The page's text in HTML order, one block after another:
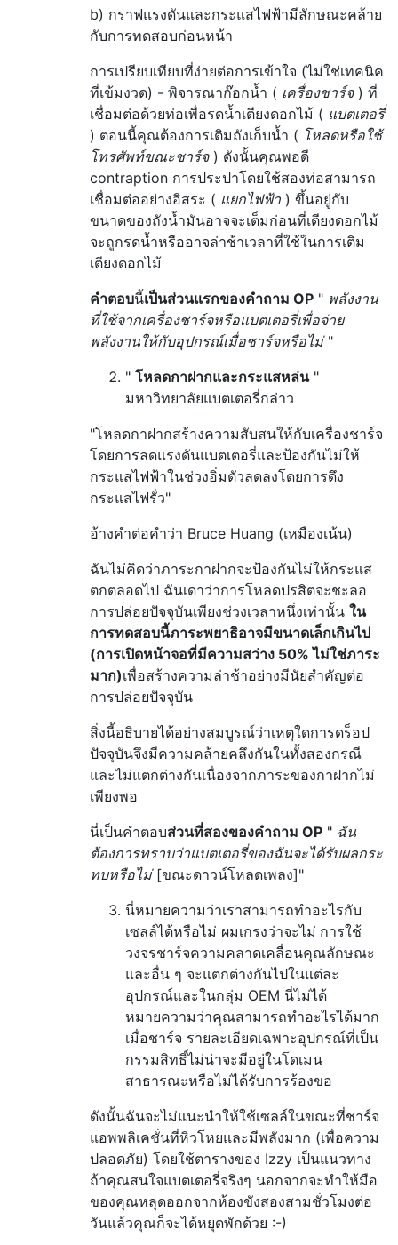
b) กราฟแรงดันและกระแสไฟฟ้ามีลักษณะคล้าย
กับการทดสอบก่อนหน้า
การเปรียบเทียบที่ง่ายต่อการเข้าใจ (ไม่ใช่เทคนิค
ที่เข้มงวด) - พิจารณาก๊อกน้ำ ( เครื่องชาร์จ) ที่
เชื่อมต่อด้วยท่อเพื่อรดน้ำเตียงดอกไม้ ( แบตเตอรี่
) ตอนนี้คุณต้องการเติมถังเก็บน้ำ ( โหลดหรือใช้
โทรศัพท์ขณะชาร์จ) ดังนั้นคุณพอดี
contraption การประปาโดยใช้สองท่อสามารถ
เชื่อมต่ออย่างอิสระ ( แยกไฟฟ้า ) ขึ้นอยู่กับ
ขนาดของถังน้ำมันอาจจะเต็มก่อนที่เตียงดอกไม้
จะถูกรดน้ำหรืออาจล่าช้าเวลาที่ใช้ในการเติม
เตียงดอกไม้
คำตอบนี้เป็นส่วนแรกของคำถาม OP " พลังงาน
ที่ใช้จากเครื่องชาร์จหรือแบตเตอรี่เพื่อจ่าย
พลังงานให้กับอุปกรณ์เมื่อชาร์จหรือไม่"
" โหลดกาฝากและกระแสหล่น"
มหาวิทยาลัยแบตเตอรี่กล่าว
"โหลดกาฝากสร้างความสับสนให้กับเครื่องชาร์จ
โดยการลดแรงดันแบตเตอรี่และป้องกันไม่ให้
กระแสไฟฟ้าในช่วงอิ่มตัวลดลงโดยการดึง
กระแสไฟรั่ว"
อ้างคำต่อคำว่า Bruce Huang (เหมืองเน้น)
ฉันไม่คิดว่าภาระกาฝากจะป้องกันไม่ให้กระแส
ตกตลอดไป ฉันเดาว่าการโหลดปรสิตจะชะลอ
การปล่อยปัจจุบันเพียงช่วงเวลาหนึ่งเท่านั้น ใน
การทดสอบนี้ภาระพยาธิอาจมีขนาดเล็กเกินไป
(การเปิดหน้าจอที่มีความสว่าง 50% ไม่ใช่ภาระ
มาก)เพื่อสร้างความล่าช้าอย่างมีนัยสำคัญต่อ
การปล่อยปัจจุบัน
สิ่งนี้อธิบายได้อย่างสมบูรณ์ว่าเหตุใดการดร็อป
ปัจจุบันจึงมีความคล้ายคลึงกันในทั้งสองกรณี
และไม่แตกต่างกันเนื่องจากภาระของกาฝากไม่
เพียงพอ
นี่เป็นคำตอบส่วนที่สองของคำถาม OP " ฉัน
ต้องการทราบว่าแบตเตอรี่ของฉันจะได้รับผลกระ
ทบหรือไม่[ขณะดาวน์โหลดเพลง]"
นี่หมายความว่าเราสามารถทำอะไรกับ
เซลล์ได้หรือไม่ ผมเกรงว่าจะไม่ การใช้
วงจรชาร์จความคลาดเคลื่อนคุณลักษณะ
และอื่น ๆ จะแตกต่างกันไปในแต่ละ
อุปกรณ์และในกลุ่ม OEM นี่ไม่ได้
หมายความว่าคุณสามารถทำอะไรได้มาก
เมื่อชาร์จ รายละเอียดเฉพาะอุปกรณ์ที่เป็น
กรรมสิทธิ์ไม่น่าจะมีอยู่ในโดเมน
สาธารณะหรือไม่ได้รับการร้องขอ
ดังนั้นฉันจะไม่แนะนำให้ใช้เซลล์ในขณะที่ชาร์จ
แอพพลิเคชั่นที่หิวโหยและมีพลังมาก (เพื่อความ
ปลอดภัย) โดยใช้ตารางของ Izzy เป็นแนวทาง
ถ้าคุณสนใจแบตเตอรี่จริงๆ นอกจากจะทำให้มือ
ของคุณหลุดออกจากห้องขังสองสามชั่วโมงต่อ
วันแล้วคุณก็จะได้หยุดพักด้วย :-)